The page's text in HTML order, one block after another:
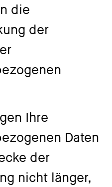
die
der
Ihre
Daten
der
nicht länger,